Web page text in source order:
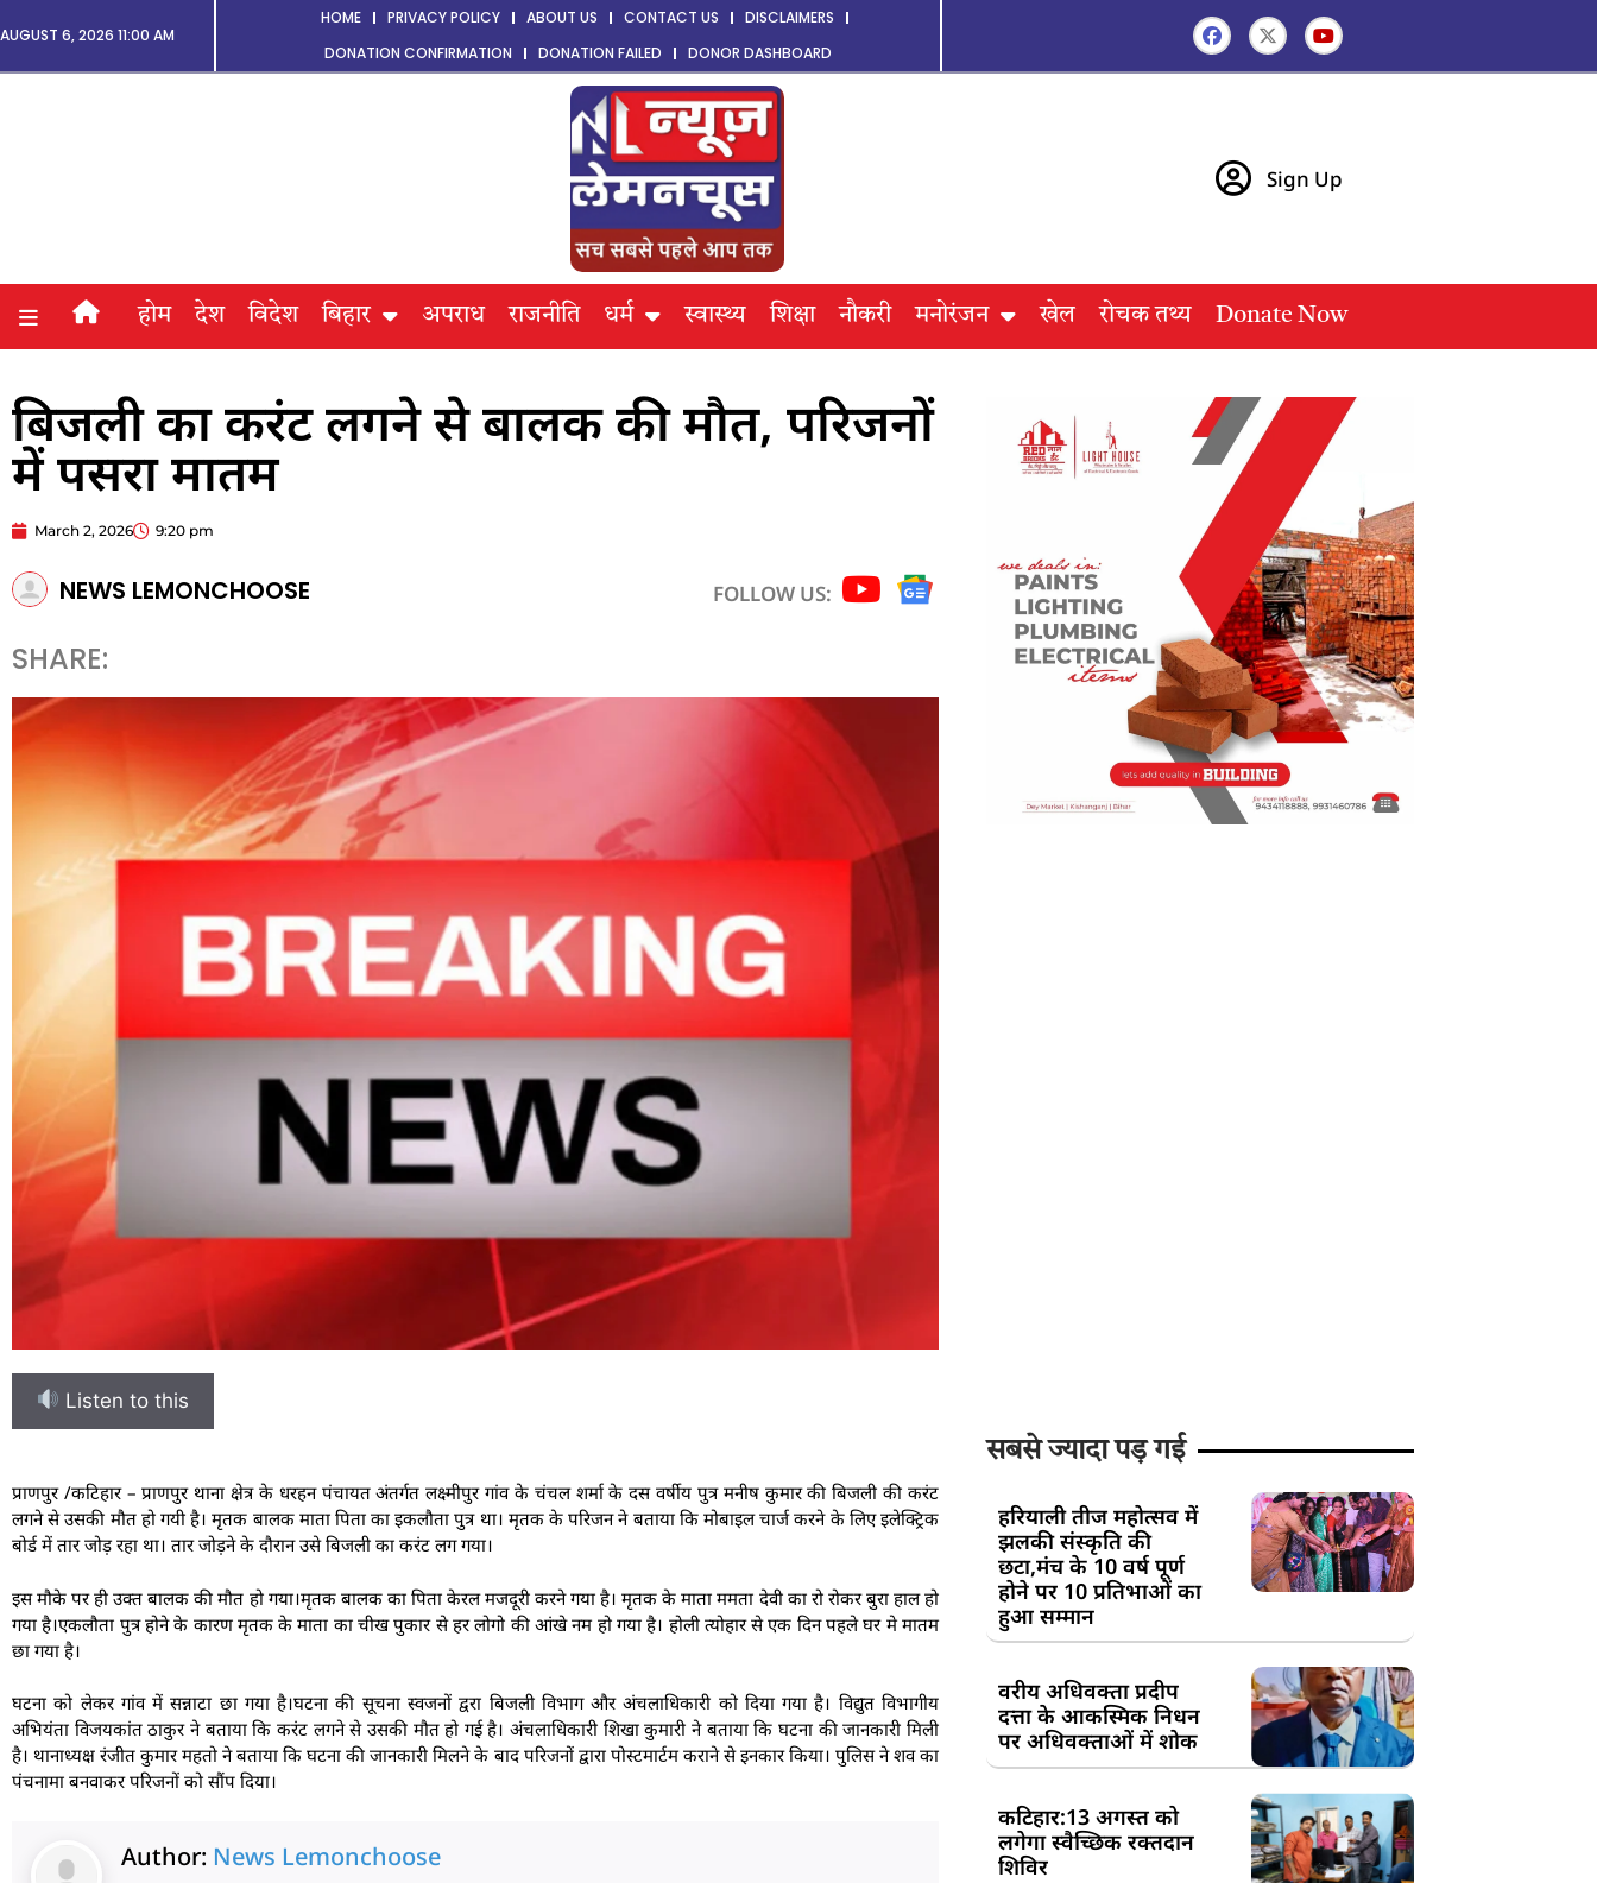
AUGUST 6, 2026 11:00 AM
HOME PRIVACY POLICY ABOUT US CONTACT US
DISCLAIMERS
DONATION CONFIRMATION
DONATION FAILED DONOR DASHBOARD
Sign Up
होम देश विदेश बिहार अपराध राजनीति धर्म स्वास्थ्य शिक्षा नौकरी मनोरंजन खेल रोचक तथ्य Donate Now
बिजली का करंट लगने से बालक की मौत, परिजनों
में पसरा मातम
March 2, 2026 9:20 pm
NEWS LEMONCHOOSE FOLLOW US:
SHARE:
Listen to this
प्राणपुर /कटिहार – प्राणपुर थाना क्षेत्र के धरहन पंचायत अंतर्गत लक्ष्मीपुर गांव के चंचल शर्मा के दस वर्षीय पुत्र मनीष कुमार की बिजली की करंट
लगने से उसकी मौत हो गयी है। मृतक बालक माता पिता का इकलौता पुत्र था। मृतक के परिजन ने बताया कि मोबाइल चार्ज करने के लिए इलेक्ट्रिक
बोर्ड में तार जोड़ रहा था। तार जोड़ने के दौरान उसे बिजली का करंट लग गया।
इस मौके पर ही उक्त बालक की मौत हो गया।मृतक बालक का पिता केरल मजदूरी करने गया है। मृतक के माता ममता देवी का रो रोकर बुरा हाल हो
गया है।एकलौता पुत्र होने के कारण मृतक के माता का चीख पुकार से हर लोगो की आंखे नम हो गया है। होली त्योहार से एक दिन पहले घर मे मातम
छा गया है।
घटना को लेकर गांव में सन्नाटा छा गया है।घटना की सूचना स्वजनों द्वरा बिजली विभाग और अंचलाधिकारी को दिया गया है। विद्युत विभागीय
अभियंता विजयकांत ठाकुर ने बताया कि करंट लगने से उसकी मौत हो गई है। अंचलाधिकारी शिखा कुमारी ने बताया कि घटना की जानकारी मिली
है। थानाध्यक्ष रंजीत कुमार महतो ने बताया कि घटना की जानकारी मिलने के बाद परिजनों द्वारा पोस्टमार्टम कराने से इनकार किया। पुलिस ने शव का
पंचनामा बनवाकर परिजनों को सौंप दिया।
Author: News Lemonchoose
सबसे ज्यादा पड़ गई
हरियाली तीज महोत्सव में
झलकी संस्कृति की
छटा,मंच के 10 वर्ष पूर्ण
होने पर 10 प्रतिभाओं का
हुआ सम्मान
वरीय अधिवक्ता प्रदीप
दत्ता के आकस्मिक निधन
पर अधिवक्ताओं में शोक
कटिहार:13 अगस्त को
लगेगा स्वैच्छिक रक्तदान
शिविर